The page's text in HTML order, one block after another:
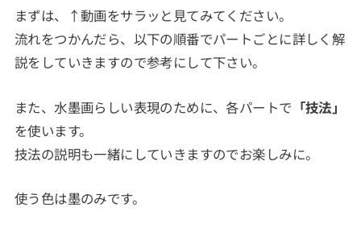
まずは、↑動画をサラッと見てみてください。
流れをつかんだら、以下の順番でパートごとに詳しく解
説をしていきますので参考にして下さい。
また、水墨画らしい表現のために、各パートで 「技法」
を使います。
技法の説明も一緒にしていきますのでお楽しみに。
使う色は墨のみです。